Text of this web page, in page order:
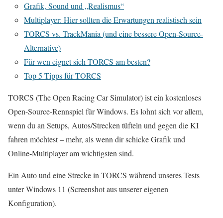
Grafik, Sound und „Realismus“
Multiplayer: Hier sollten die Erwartungen realistisch sein
TORCS vs. TrackMania (und eine bessere Open-Source-
Alternative)
Für wen eignet sich TORCS am besten?
Top 5 Tipps für TORCS
TORCS (The Open Racing Car Simulator) ist ein kostenloses
Open-Source-Rennspiel für Windows. Es lohnt sich vor allem,
wenn du an Setups, Autos/Strecken tüfteln und gegen die KI
fahren möchtest – mehr, als wenn dir schicke Grafik und
Online‑Multiplayer am wichtigsten sind.
Ein Auto und eine Strecke in TORCS während unseres Tests
unter Windows 11 (Screenshot aus unserer eigenen
Konfiguration).